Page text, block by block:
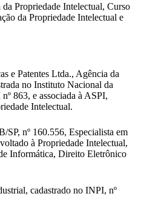
Propriedade Intelectual, Curso
da Propriedade Intelectual e
e Patentes Ltda., Agência da
no Instituto Nacional da
863, e associada à ASPI,
Intelectual.
nº 160.556, Especialista em
à Propriedade Intelectual,
Informática, Direito Eletrônico
cadastrado no INPI, nº